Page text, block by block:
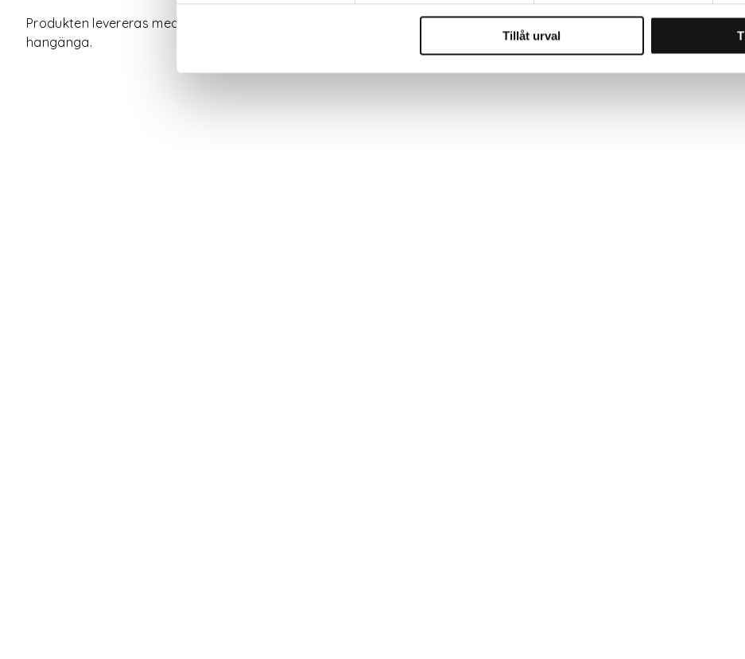
Tillåt urval
Produkten levereras med ett verktyg som underlättar detta. Adaptern skyddar armaturen mot skrapmärken och
hangänga.